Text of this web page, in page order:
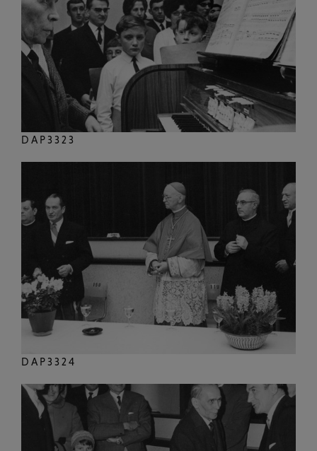
DAP3323
DAP3324